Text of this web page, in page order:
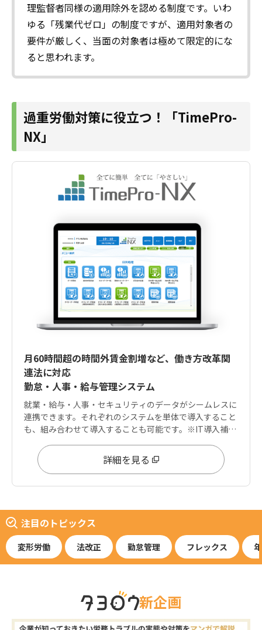
理監督者同様の適用除外を認める制度です。いわ
ゆる「残業代ゼロ」の制度ですが、適用対象者の
要件が厳しく、当面の対象者は極めて限定的にな
ると思われます。
過重労働対策に役立つ！「TimePro-
NX」
月60時間超の時間外賃金割増など、働き方改革関
連法に対応
勤怠・人事・給与管理システム
就業・給与・人事・セキュリティのデータがシームレスに
連携できます。それぞれのシステムを単体で導入すること
も、組み合わせて導入することも可能です。※IT導入補助
詳細を見る
注目のトピックス
変形労働 法改正 勤怠管理 フレックス
新企画